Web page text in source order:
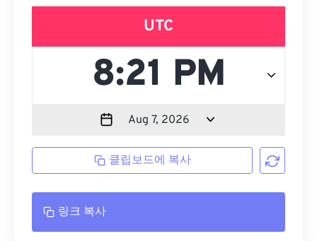
UTC
클립보드에 복사
링크 복사